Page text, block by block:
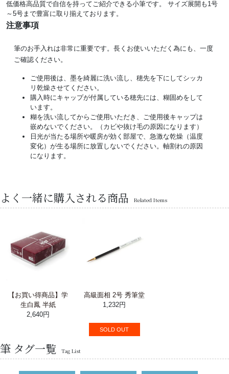
低価格高品質で自信を持ってご紹介できる小筆です。 サイズ展開も1号
～5号まで豊富に取り揃えております。
注意事項
筆のお手入れは非常に重要です。長くお使いいただく為にも、一度
ご確認ください。
ご使用後は、墨を綺麗に洗い流し、穂先を下にしてシッカ
リ乾燥させてください。
購入時にキャップが付属している穂先には、糊固めをして
います。
糊を洗い流してからご使用いただき、ご使用後キャップは
嵌めないでください。（カビや抜け毛の原因になります）
日光が当たる場所や暖房が効く部屋で、急激な乾燥（温度
変化）が生る場所に放置しないでください。軸割れの原因
になります。
よく一緒に購入される商品 Related Items
【お買い得商品】学
生白鳳 半紙
2,640円
高級面相 2号 秀筆堂
1,232円
SOLD OUT
筆 タグ一覧 Tag List